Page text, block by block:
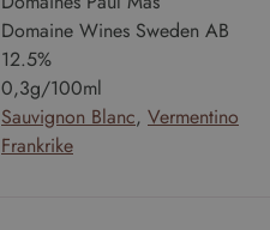
Domaine Wines Sweden AB
12.5%
0,3g/100ml
Sauvignon Blanc, Vermentino
Frankrike